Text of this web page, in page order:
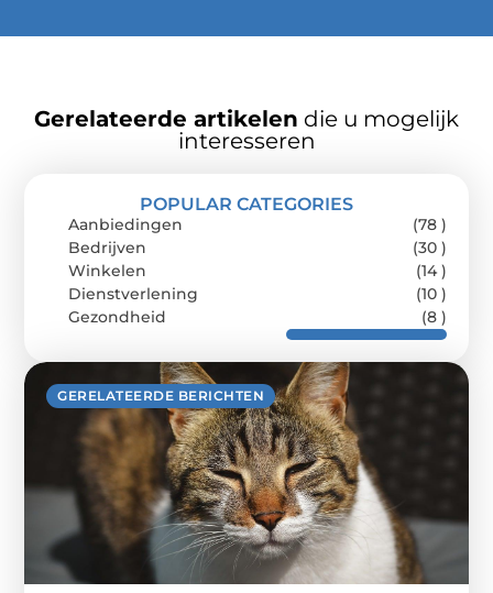
Gerelateerde artikelen die u mogelijk
interesseren
GERELATEERDE BERICHTEN
POPULAR CATEGORIES
Aanbiedingen
(78 )
Bedrijven
(30 )
Winkelen
(14 )
Dienstverlening
(10 )
Gezondheid
(8 )